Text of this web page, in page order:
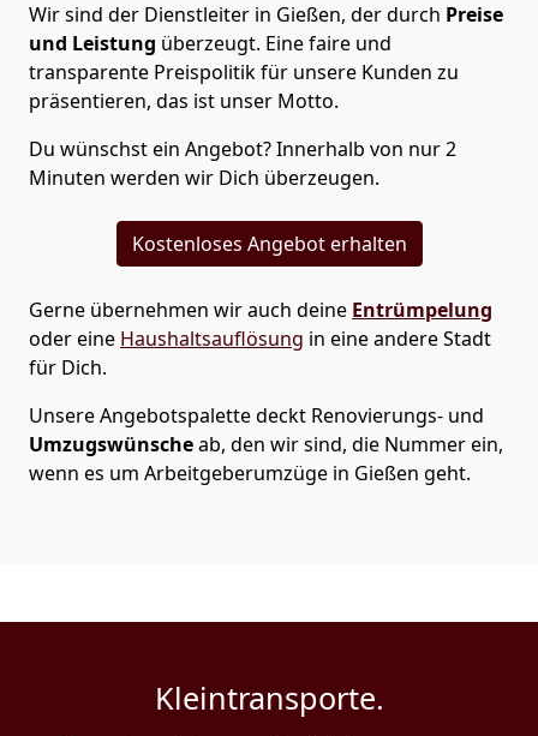
Wir sind der Dienstleiter in Gießen, der durch Preise
und Leistung überzeugt. Eine faire und
transparente Preispolitik für unsere Kunden zu
präsentieren, das ist unser Motto.
Du wünschst ein Angebot? Innerhalb von nur 2
Minuten werden wir Dich überzeugen.
Kostenloses Angebot erhalten
Gerne übernehmen wir auch deine Entrümpelung
oder eine Haushaltsauflösung in eine andere Stadt
für Dich.
Unsere Angebotspalette deckt Renovierungs- und
Umzugswünscheab, den wir sind, die Nummer ein,
wenn es um Arbeitgeberumzüge in Gießen geht.
Kleintransporte.